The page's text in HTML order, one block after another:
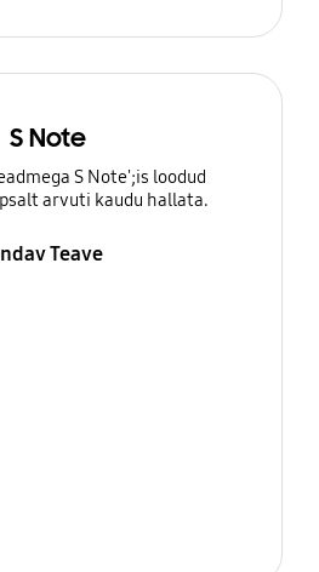
S Note
S Note';is loodud
arvuti kaudu hallata.
Teave